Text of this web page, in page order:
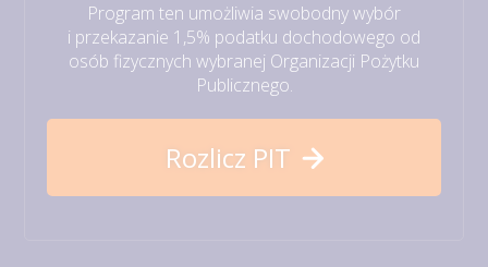
Program ten umożliwia swobodny wybór
i przekazanie 1,5% podatku dochodowego od
osób fizycznych wybranej Organizacji Pożytku
Publicznego.
Rozlicz PIT